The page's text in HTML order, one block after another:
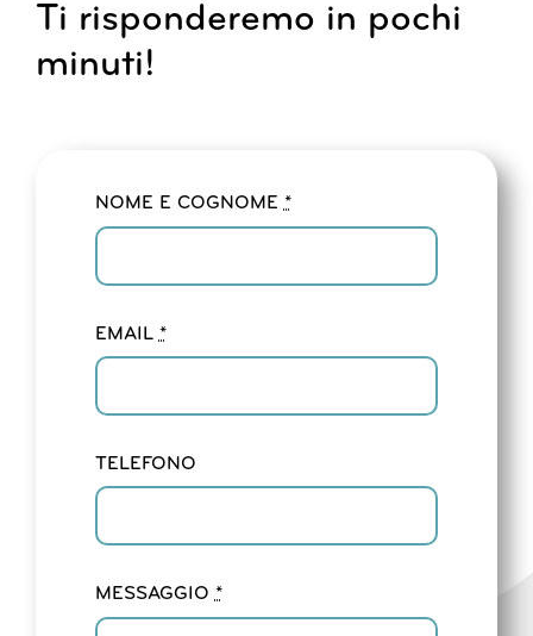
Ti risponderemo in pochi
minuti!
NOME E COGNOME*
EMAIL *
TELEFONO
MESSAGGIO*